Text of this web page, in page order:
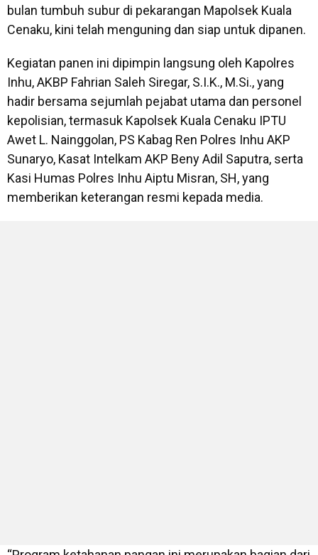
bulan tumbuh subur di pekarangan Mapolsek Kuala
Cenaku, kini telah menguning dan siap untuk dipanen.
Kegiatan panen ini dipimpin langsung oleh Kapolres
Inhu, AKBP Fahrian Saleh Siregar, S.I.K., M.Si., yang
hadir bersama sejumlah pejabat utama dan personel
kepolisian, termasuk Kapolsek Kuala Cenaku IPTU
Awet L. Nainggolan, PS Kabag Ren Polres Inhu AKP
Sunaryo, Kasat Intelkam AKP Beny Adil Saputra, serta
Kasi Humas Polres Inhu Aiptu Misran, SH, yang
memberikan keterangan resmi kepada media.